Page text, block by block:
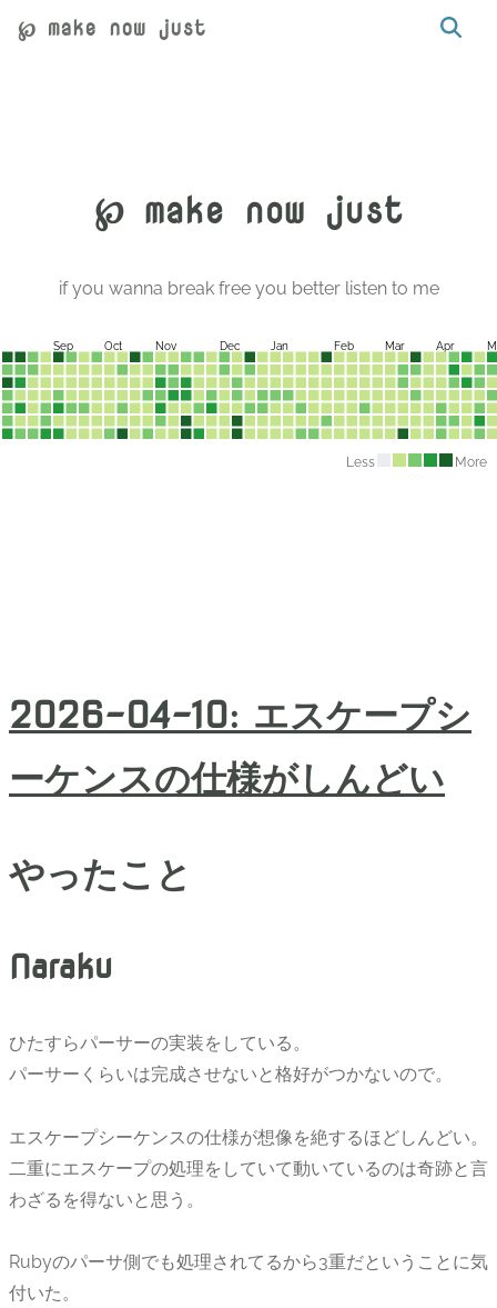
℘ make now just
℘ make now just
if you wanna break free you better listen to me
Sep Oct Nov Dec Jan Feb Mar Apr
Less More
2026-04-10: エスケープシ
ーケンスの仕様がしんどい
やったこと
Naraku
ひたすらパーサーの実装をしている。
パーサーくらいは完成させないと格好がつかないので。
エスケープシーケンスの仕様が想像を絶するほどしんどい。
二重にエスケープの処理をしていて動いているのは奇跡と言
わざるを得ないと思う。
Rubyのパーサ側でも処理されてるから3重だということに気
付いた。